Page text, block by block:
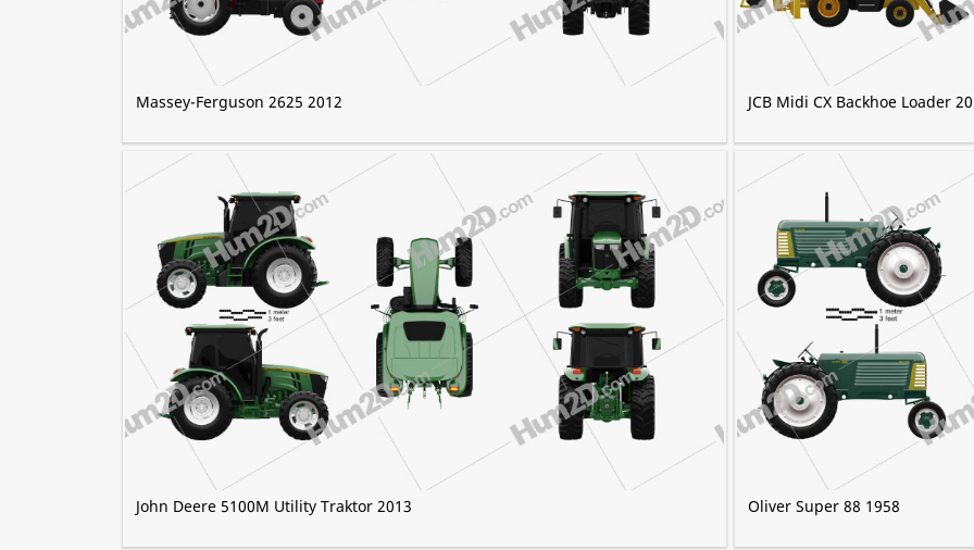
Massey-Ferguson 2625 2012 JCB Midi CX Backhoe Loader
John Deere 5100M Utility Traktor 2013 Oliver Super 88 1958